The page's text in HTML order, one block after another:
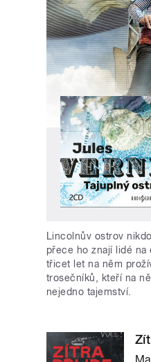
Lincolnův ostrov
přece ho znají lidé
třicet let na něm
trosečníků, kteří na
nejedno tajemství.